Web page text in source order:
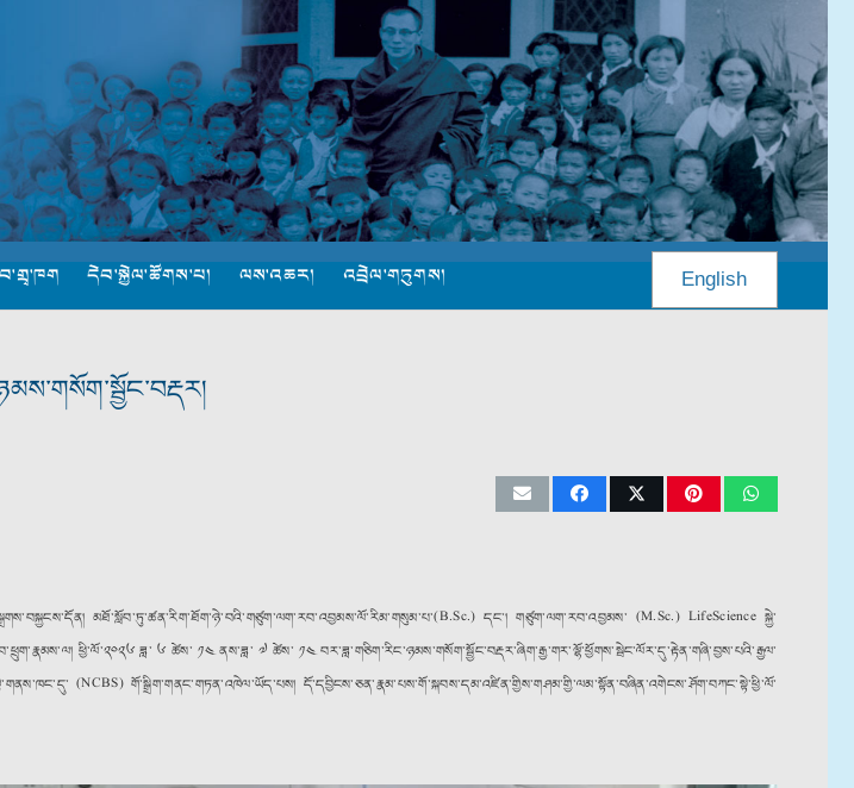
དེབ་སྐྱེལ་ཚོགས་པ། ལས་འཆར། འབྲེལ་གཏུགས། English
མཐོ་སློབ་ཏུ་ཚན་རིག་ཐོག་ཉེ་བའི་གཙུག་ལག་རབ་འབྱམས་ལོ་རིམ་གསུམ་པ་(B.Sc.) དང་། གཙུག་ལག་རབ་འབྱམས་ (M.Sc.) LifeScience སྐྱེ་
ཕྱི་ལོ་༢༠༢༦ ཟླ་ ༦ ཚེས་ ༡༤ ནས་ཟླ་ ༧ ཚེས་ ༡༤ བར་ཟླ་གཅིག་རིང་ཉམས་གསོག་སྦྱོང་བརྡར་ཞིག་རྒྱ་གར་ལྷོ་ཕྱོགས་སྦེང་ལོར་དུ་རྟེན་གཞི་བྱས་པའི་རྒྱལ་
(NCBS) གོ་སྒྲིག་གནང་གཏན་འཁེལ་ཡོད་པས། དོ་དབྱིངས་ཅན་རྣམ་པས་གོ་སྐབས་དམ་འཛིན་གྱིས་གཤམ་གྱི་ལམ་སྟོན་བཞིན་འགེངས་ཤོག་བཀང་སྟེ་ཕྱི་ལོ་